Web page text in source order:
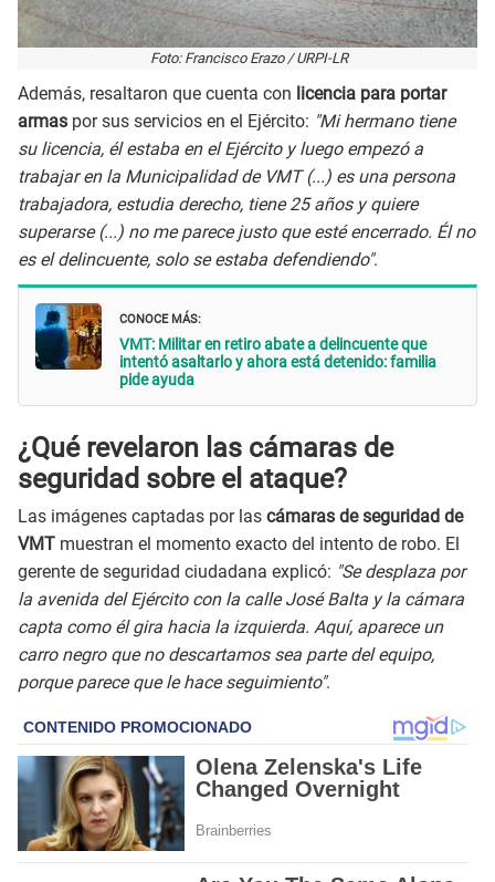
Foto: Francisco Erazo / URPI-LR
Además, resaltaron que cuenta con licencia para portar
armas por sus servicios en el Ejército: "Mi hermano tiene
su licencia, él estaba en el Ejército y luego empezó a
trabajar en la Municipalidad de VMT (...) es una persona
trabajadora, estudia derecho, tiene 25 años y quiere
superarse (...) no me parece justo que esté encerrado. Él no
es el delincuente, solo se estaba defendiendo".
CONOCE MÁS:
VMT: Militar en retiro abate a delincuente que
intentó asaltarlo y ahora está detenido: familia
pide ayuda
¿Qué revelaron las cámaras de
seguridad sobre el ataque?
Las imágenes captadas por las cámaras de seguridad de
VMT muestran el momento exacto del intento de robo. El
gerente de seguridad ciudadana explicó: "Se desplaza por
la avenida del Ejército con la calle José Balta y la cámara
capta como él gira hacia la izquierda. Aquí, aparece un
carro negro que no descartamos sea parte del equipo,
porque parece que le hace seguimiento".